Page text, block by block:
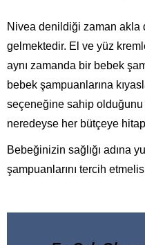
Nivea denildiği zaman akla
gelmektedir. El ve yüz
aynı zamanda bir bebek
bebek şampuanlarına
seçeneğine sahip
neredeyse her bütçeye
Bebeğinizin sağlığı adına
şampuanlarını tercih